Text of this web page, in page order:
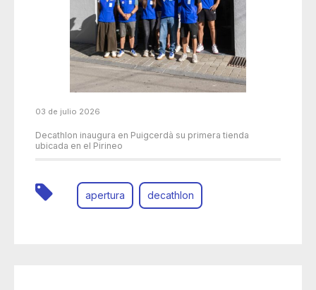
03 de julio 2026
Decathlon inaugura en Puigcerdà su primera tienda
ubicada en el Pirineo
apertura decathlon